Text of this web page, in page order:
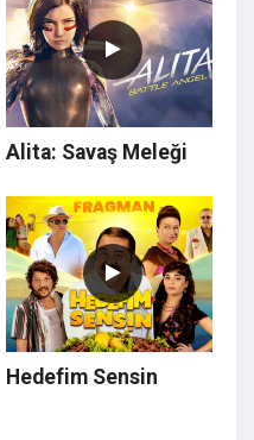
Alita: Savaş Meleği
Hedefim Sensin